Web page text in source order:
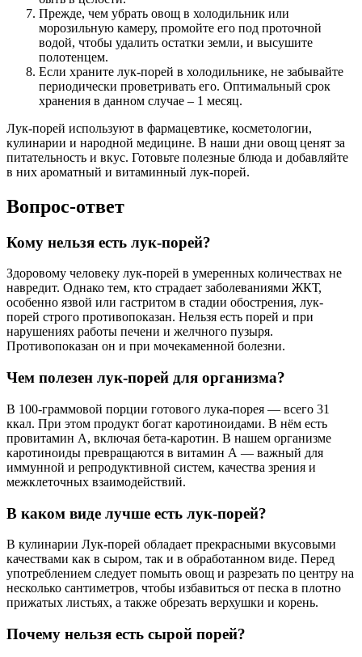
Прежде, чем убрать овощ в холодильник или
морозильную камеру, промойте его под проточной
водой, чтобы удалить остатки земли, и высушите
полотенцем.
Если храните лук-порей в холодильнике, не забывайте
периодически проветривать его. Оптимальный срок
хранения в данном случае ‒ 1 месяц.
Лук-порей используют в фармацевтике, косметологии,
кулинарии и народной медицине. В наши дни овощ ценят за
питательность и вкус. Готовьте полезные блюда и добавляйте
в них ароматный и витаминный лук-порей.
Вопрос-ответ
Кому нельзя есть лук-порей?
Здоровому человеку лук-порей в умеренных количествах не
навредит. Однако тем, кто страдает заболеваниями ЖКТ,
особенно язвой или гастритом в стадии обострения, лук-
порей строго противопоказан. Нельзя есть порей и при
нарушениях работы печени и желчного пузыря.
Противопоказан он и при мочекаменной болезни.
Чем полезен лук-порей для организма?
В 100-граммовой порции готового лука-порея — всего 31
ккал. При этом продукт богат каротиноидами. В нём есть
провитамин А, включая бета-каротин. В нашем организме
каротиноиды превращаются в витамин А — важный для
иммунной и репродуктивной систем, качества зрения и
межклеточных взаимодействий.
В каком виде лучше есть лук-порей?
В кулинарии Лук-порей обладает прекрасными вкусовыми
качествами как в сыром, так и в обработанном виде. Перед
употреблением следует помыть овощ и разрезать по центру на
несколько сантиметров, чтобы избавиться от песка в плотно
прижатых листьях, а также обрезать верхушки и корень.
Почему нельзя есть сырой порей?